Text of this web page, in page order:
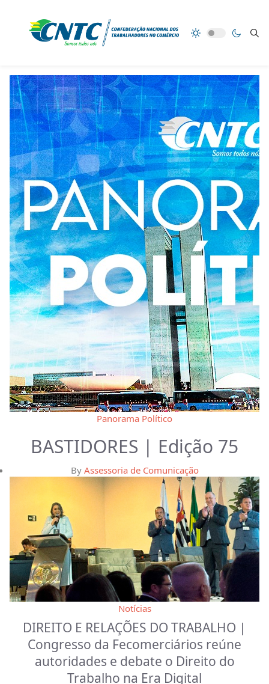
Panorama Político
BASTIDORES | Edição 75
By Assessoria de Comunicação
Notícias
DIREITO E RELAÇÕES DO TRABALHO |
Congresso da Fecomerciários reúne
autoridades e debate o Direito do
Trabalho na Era Digital